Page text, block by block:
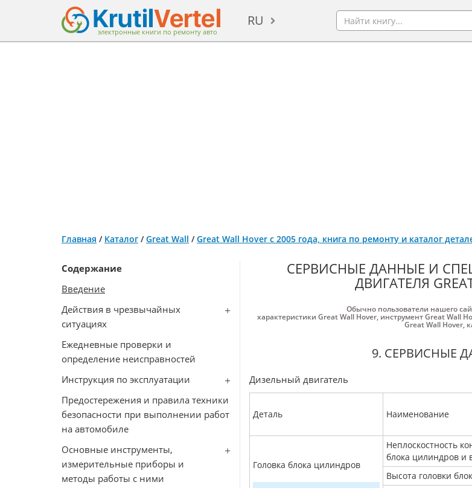
электронные книги по ремонту авто
RU
Главная / Каталог /Great Wall /Great Wall Hover с 2005 года, книга по ремонту и каталог
Содержание
Введение
Действия в чрезвычайных
ситуациях
Ежедневные проверки и
определение неисправностей
Инструкция по эксплуатации
Предостережения и правила техники
безопасности при выполнении работ
на автомобиле
Основные инструменты,
измерительные приборы и
методы работы с ними
СЕРВИСНЫЕ ДАННЫЕ И
ДВИГАТЕЛЯ
Обычно пользователи нашего
характеристики Great Wall Hover, инструмент Great Wall
Great Wall Hover,
9. СЕРВИСНЫЕ
Дизельный двигатель
Деталь Наименование
Головка блока цилиндров
Неплоскостность
блока цилиндров и
Высота головки